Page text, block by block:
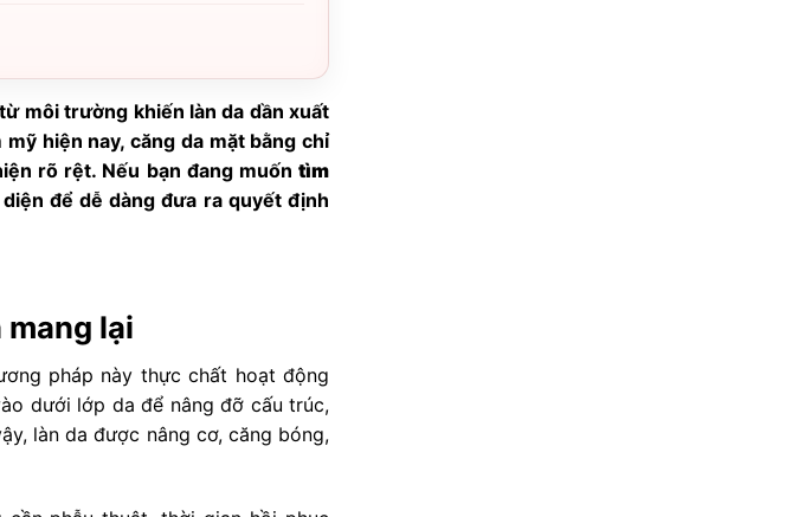
môi trường khiến làn da dần xuất
hiện nay, căng da mặt bằng chỉ
rõ rệt. Nếu bạn đang muốn tìm
để dễ dàng đưa ra quyết định
mang lại
pháp này thực chất hoạt động
dưới lớp da để nâng đỡ cấu trúc,
làn da được nâng cơ, căng bóng,